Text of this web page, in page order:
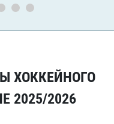
ХОККЕЙНОГО
2025/2026